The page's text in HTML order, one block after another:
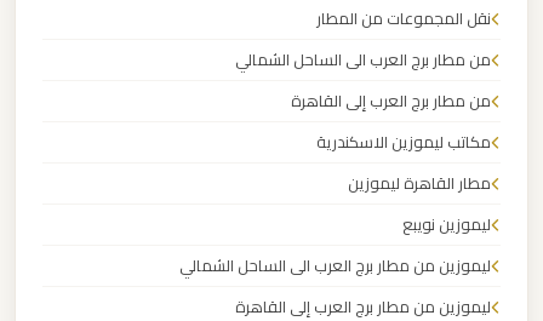
نقل المجموعات من المطار
من مطار برج العرب الى الساحل الشمالي
من مطار برج العرب إلى القاهرة
مكاتب ليموزين الاسكندرية
مطار القاهرة ليموزين
ليموزين نويبع
ليموزين من مطار برج العرب الى الساحل الشمالي
ليموزين من مطار برج العرب إلى القاهرة
القاهرة
الدولي
ليموزين
القاهرة
الساخن